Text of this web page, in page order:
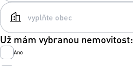
Už mám vybranou nemovitost:
Ano